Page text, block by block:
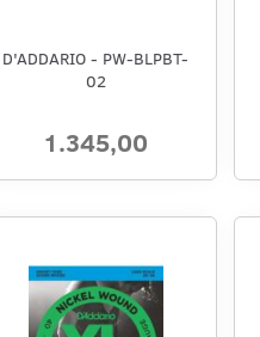
D'ADDARIO - PW-BLPBT-
02
1.345,00